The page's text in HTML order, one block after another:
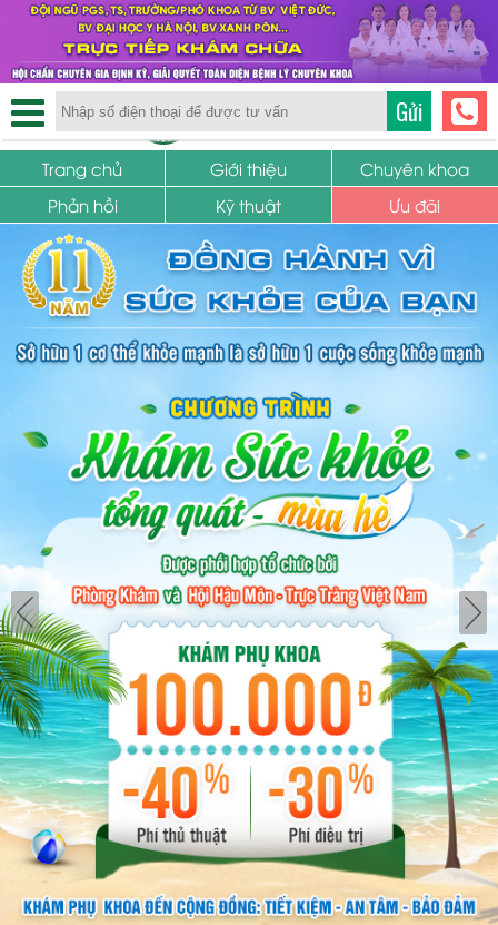
TRUNG TÂM PHỤ KHOA
SỨC KHỎE SINH SẢN
Trang chủ Giới thiệu
Chuyên khoa
Phản hồi
Kỹ thuật Ưu đãi
Gửi